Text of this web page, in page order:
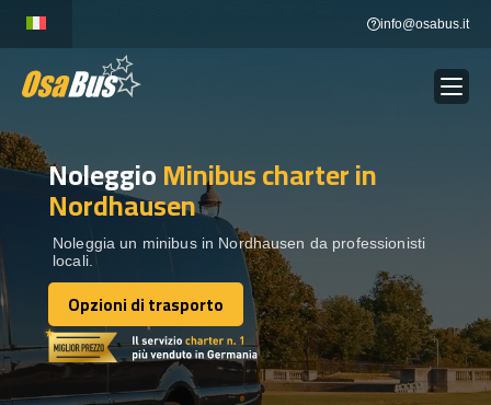
content
info@osabus.it
NOLEGGIO AUTOBUS Show dropdown
DESTINAZIONI
FLOTTA
METTITI IN CONTATTO
METTITI IN CONTATTO
NoleggioMinibus charterin
Nordhausen
Noleggia un minibus in Nordhausen da professionisti
locali.
Opzioni di trasporto
Opzioni di trasporto